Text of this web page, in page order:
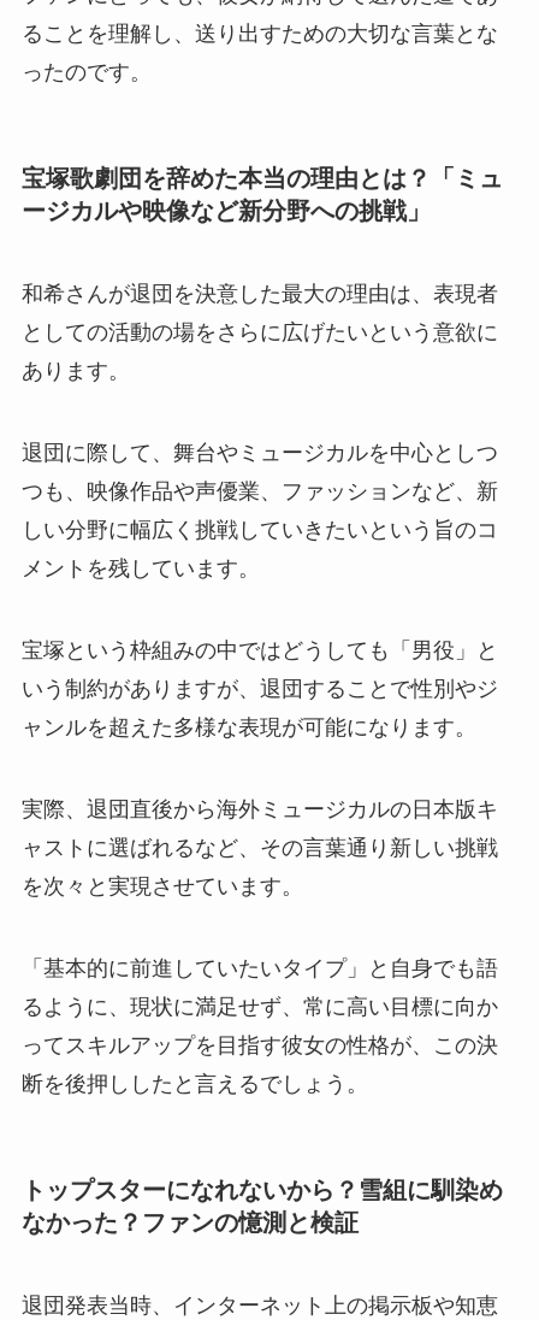
ることを理解し、送り出すための大切な言葉とな
ったのです。
宝塚歌劇団を辞めた本当の理由とは？「ミュ
ージカルや映像など新分野への挑戦」
和希さんが退団を決意した最大の理由は、表現者
としての活動の場をさらに広げたいという意欲に
あります。
退団に際して、舞台やミュージカルを中心としつ
つも、映像作品や声優業、ファッションなど、新
しい分野に幅広く挑戦していきたいという旨のコ
メントを残しています。
宝塚という枠組みの中ではどうしても「男役」と
いう制約がありますが、退団することで性別やジ
ャンルを超えた多様な表現が可能になります。
実際、退団直後から海外ミュージカルの日本版キ
ャストに選ばれるなど、その言葉通り新しい挑戦
を次々と実現させています。
「基本的に前進していたいタイプ」と自身でも語
るように、現状に満足せず、常に高い目標に向か
ってスキルアップを目指す彼女の性格が、この決
断を後押ししたと言えるでしょう。
トップスターになれないから？雪組に馴染め
なかった？ファンの憶測と検証
退団発表当時、インターネット上の掲示板や知恵